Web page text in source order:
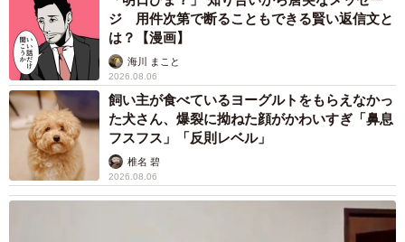
ジ 用件次第で断ることもできる賢い返信文と
は？【漫画】
海川 まこと
2026.08.06
飼い主が食べているヨーグルトをもらえなかっ
た犬さん、爆裂に拗ねた顔がかわいすぎ「鼻息
フスフス」「反則レベル」
椎名 碧
2026.08.06